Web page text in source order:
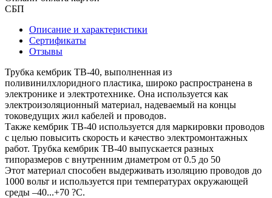
СБП
Описание и характеристики
Сертификаты
Отзывы
Трубка кембрик ТВ-40, выполненная из
поливинилхлоридного пластика, широко распространена в
электронике и электротехнике. Она используется как
электроизоляционный материал, надеваемый на концы
токоведущих жил кабелей и проводов.
Также кембрик ТВ-40 используется для маркировки проводов
с целью повысить скорость и качество электромонтажных
работ. Трубка кембрик ТВ-40 выпускается разных
типоразмеров с внутренним диаметром от 0.5 до 50
Этот материал способен выдерживать изоляцию проводов до
1000 вольт и используется при температурах окружающей
среды –40...+70 ?С.